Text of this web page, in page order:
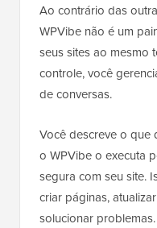
Ao contrário das
WPVibe não é um
seus sites ao mesmo
controle, você
de conversas.
Você descreve o que
o WPVibe o executa
segura com seu site.
criar páginas,
solucionar problemas.